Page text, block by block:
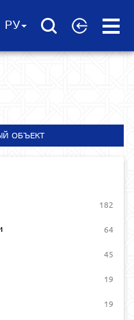
Open
РУ
ОБЪЕКТ
182
64
45
19
19